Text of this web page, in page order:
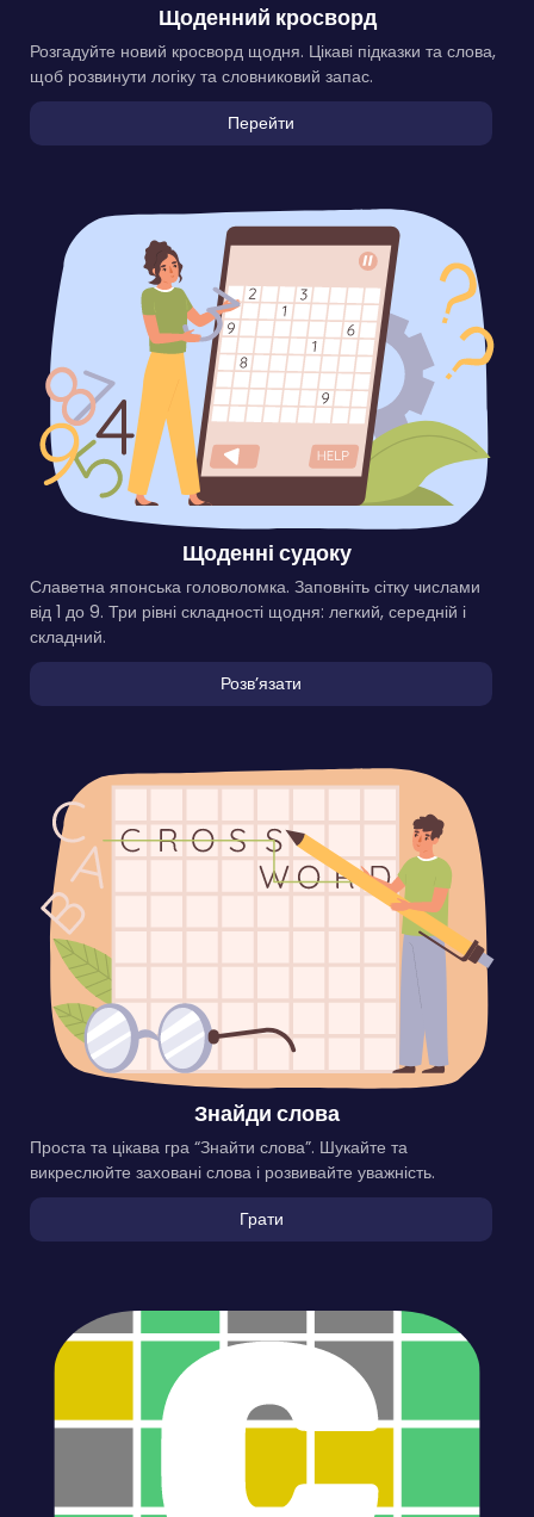
Щоденний кросворд
Розгадуйте новий кросворд щодня. Цікаві підказки та слова,
щоб розвинути логіку та словниковий запас.
Перейти
Щоденні судоку
Славетна японська головоломка. Заповніть сітку числами
від 1 до 9. Три рівні складності щодня: легкий, середній і
складний.
Розвʼязати
Знайди слова
Проста та цікава гра “Знайти слова”. Шукайте та
викреслюйте заховані слова і розвивайте уважність.
Грати